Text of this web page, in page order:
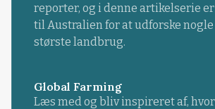
reporter, og i denne artikelserie
til Australien for at udforske nogle
største landbrug.
Global Farming
Læs med og bliv inspireret af,